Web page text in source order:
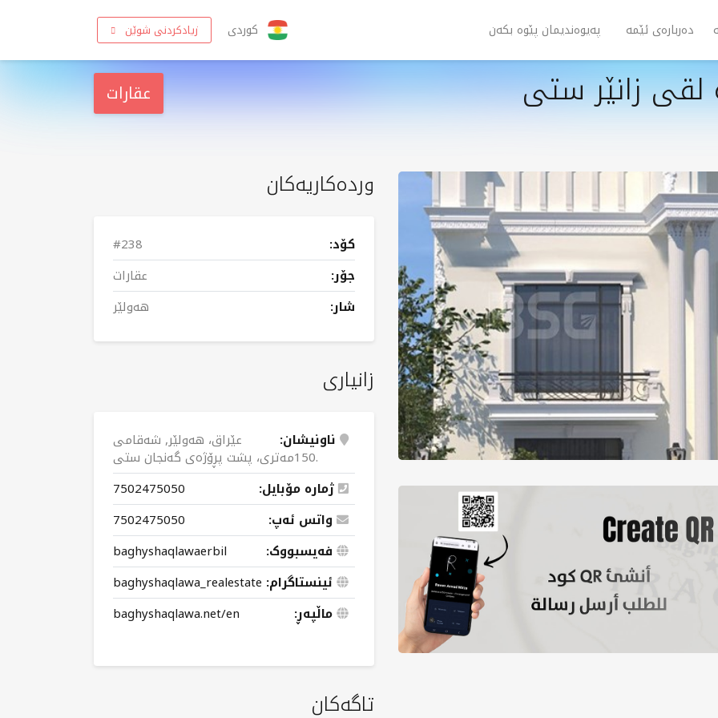
دەربارەی ئێمە پەیوەندیمان پێوە بکەن کوردی زیادکردنی شوێن
زانێر ستی عقارات
وردەکاریەکان
کۆد:
#238
جۆر:
عقارات
شار:
هەولێر
زانیاری
ناونیشان: عێراق، هەولێر, شەقامی
150مەتری، پشت پڕۆژەی گەنجان ستی.
ژمارە مۆبایل:
7502475050
واتس ئەپ:
7502475050
فەیسبووک:
baghyshaqlawaerbil
ئینستاگرام: baghyshaqlawa_realestate
ماڵپەڕ:
baghyshaqlawa.net/en
تاگەکان